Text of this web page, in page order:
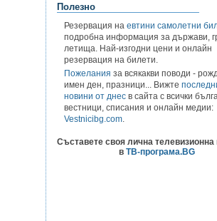
Полезно
Резервация на евтини самолетни
подробна информация за държави,
летища. Най-изгодни цени и онлайн
резервация на билети.
Пожелания за всякакви поводи -
имен ден, празници... Вижте
новини от днес в сайта с всички
вестници, списания и онлайн медии:
Vestnicibg.com.
Съставете своя лична телевизионна
в ТВ-програма.BG